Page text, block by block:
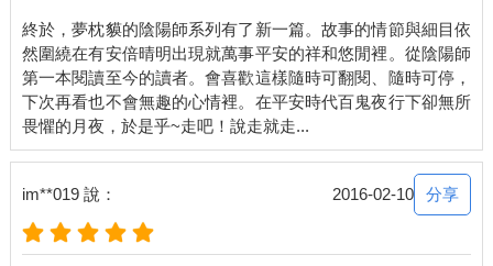
「原來如此，或許有可能是那件事……」晴明低聲道。
「那件事？」博雅問。
「博雅啊，今年是什麼年？」
「你竟然問我這種事？今年不是寅年嗎－－」
「沒錯，正是五黃的寅年。」
終於，夢枕貘的陰陽師系列有了新一篇。故事的情節與細目依
然圍繞在有安倍晴明出現就萬事平安的祥和悠閒裡。從陰陽師
第一本閱讀至今的讀者。會喜歡這樣隨時可翻閱、隨時可停，
下次再看也不會無趣的心情裡。在平安時代百鬼夜行下卻無所
im**019 說： 2016-02-10 分享